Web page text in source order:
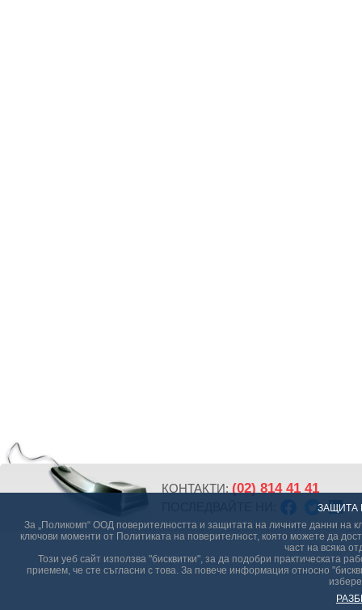
ЗАЩИТА
За „Поликомп“ ООД поверителността и защитата на личните данни на
ключови моменти от Политиката на поверителност, която можете да
част на всяка
Този уеб сайт използва "бисквитки", за да подобри практическата
приемем, че сте съгласни с това. За повече информация относно
КОНТАКТИ: (02) 814 41 41